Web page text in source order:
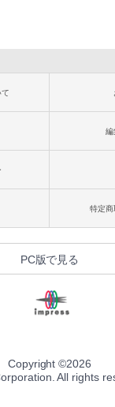
編
特定商
PC版で見る
Copyright ©2026
All rights